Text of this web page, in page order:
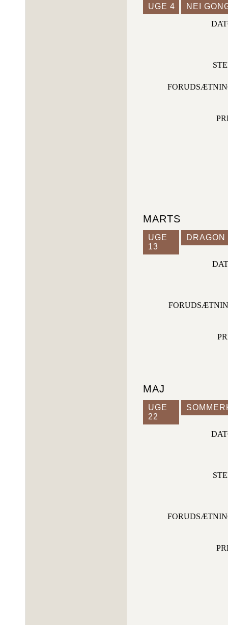
UGE 4
NEI
MARTS
UGE
13
MAJ
UGE
22